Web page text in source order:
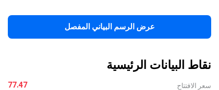
عرض الرسم البياني المفصل
نقاط البيانات الرئيسية
سعر الافتتاح 77.47